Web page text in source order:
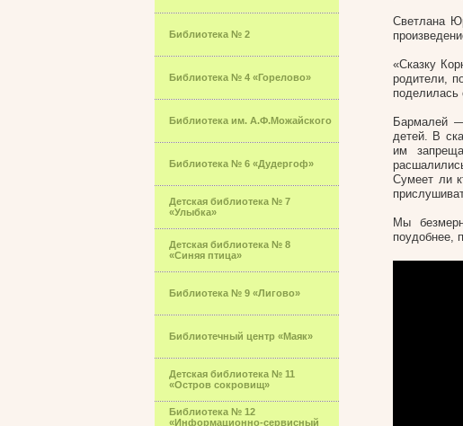
Библиотека № 2
Библиотека № 4 «Горелово»
Библиотека им. А.Ф.Можайского
Библиотека № 6 «Дудергоф»
Детская библиотека № 7
«Улыбка»
Детская библиотека № 8
«Синяя птица»
Библиотека № 9 «Лигово»
Библиотечный центр «Маяк»
Детская библиотека № 11
«Остров сокровищ»
Библиотека № 12
«Информационно-сервисный
Светлана
«Сказку
родители,
Бармалей
детей. В
им
Сумеет ли
Мы
поудобнее,